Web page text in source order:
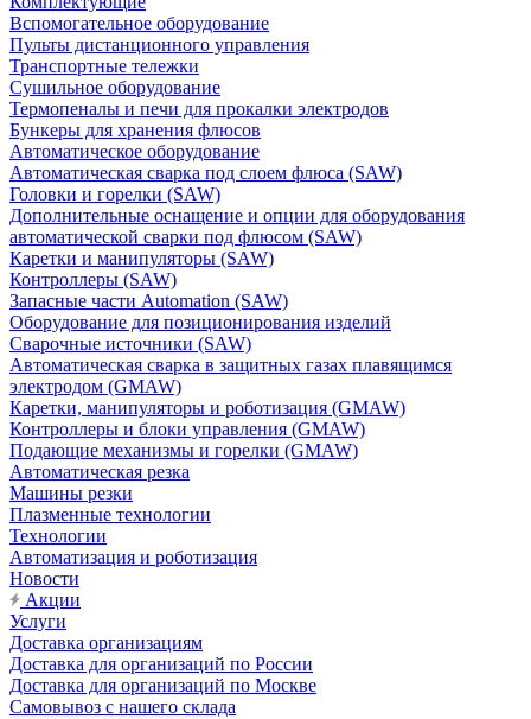
Вспомогательное оборудование
Пульты дистанционного управления
Транспортные тележки
Сушильное оборудование
Термопеналы и печи для прокалки электродов
Бункеры для хранения флюсов
Автоматическое оборудование
Автоматическая сварка под слоем флюса (SAW)
Головки и горелки (SAW)
Дополнительные оснащение и опции для оборудования
автоматической сварки под флюсом (SAW)
Каретки и манипуляторы (SAW)
Контроллеры (SAW)
Запасные части Automation (SAW)
Оборудование для позиционирования изделий
Сварочные источники (SAW)
Автоматическая сварка в защитных газах плавящимся
электродом (GMAW)
Каретки, манипуляторы и роботизация (GMAW)
Контроллеры и блоки управления (GMAW)
Подающие механизмы и горелки (GMAW)
Автоматическая резка
Машины резки
Плазменные технологии
Технологии
Автоматизация и роботизация
Новости
Акции
Услуги
Доставка организациям
Доставка для организаций по России
Доставка для организаций по Москве
Самовывоз с нашего склада